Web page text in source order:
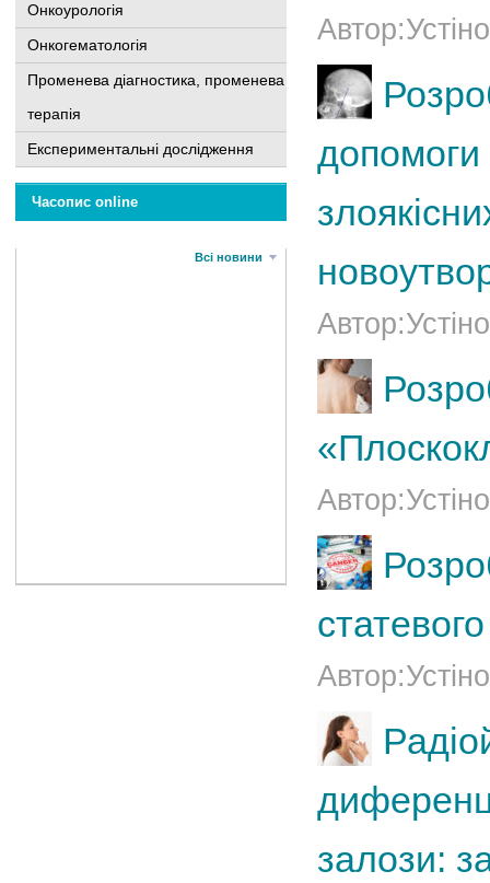
Онкоурологія
Онкогематологія
Променева діагностика, променева
терапія
Експериментальні дослідження
Часопис online
Всі новини
залози: